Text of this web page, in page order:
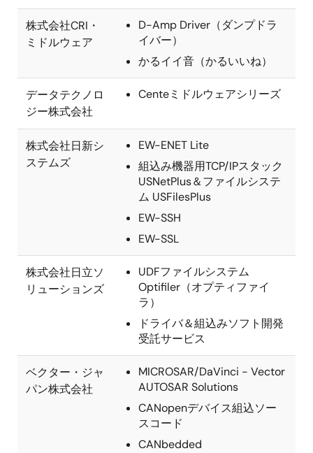
株式会社CRI・
ミドルウェア
D-Amp Driver（ダンプドラ
イバー）
かるイイ音（かるいいね）
データテクノロ
ジー株式会社
Centeミドルウェアシリーズ
株式会社日新シ
ステムズ
EW-ENET Lite
組込み機器用TCP/IPスタック
USNetPlus＆ファイルシステ
ム USFilesPlus
EW-SSH
EW-SSL
株式会社日立ソ
リューションズ
UDFファイルシステム
Optifiler（オプティファイ
ラ）
ドライバ＆組込みソフト開発
受託サービス
ベクター・ジャ
パン株式会社
MICROSAR/DaVinci - Vector
AUTOSAR Solutions
CANopenデバイス組込ソー
スコード
CANbedded